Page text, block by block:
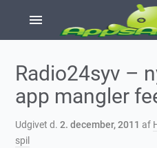
menu
Radio24syv –
app mangler
Udgivet d.2. december, 2011 af
spil